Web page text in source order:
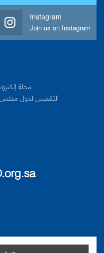
Instagram
Join us on Instagram
مجلة
التقييس لدول مجلس